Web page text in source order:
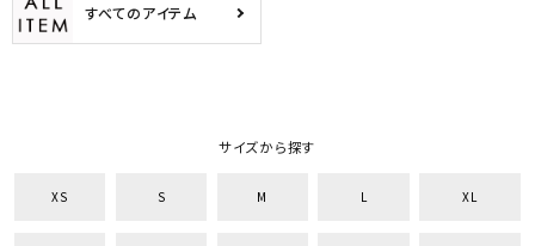
すべてのアイテム
サイズから探す
XS S M L XL